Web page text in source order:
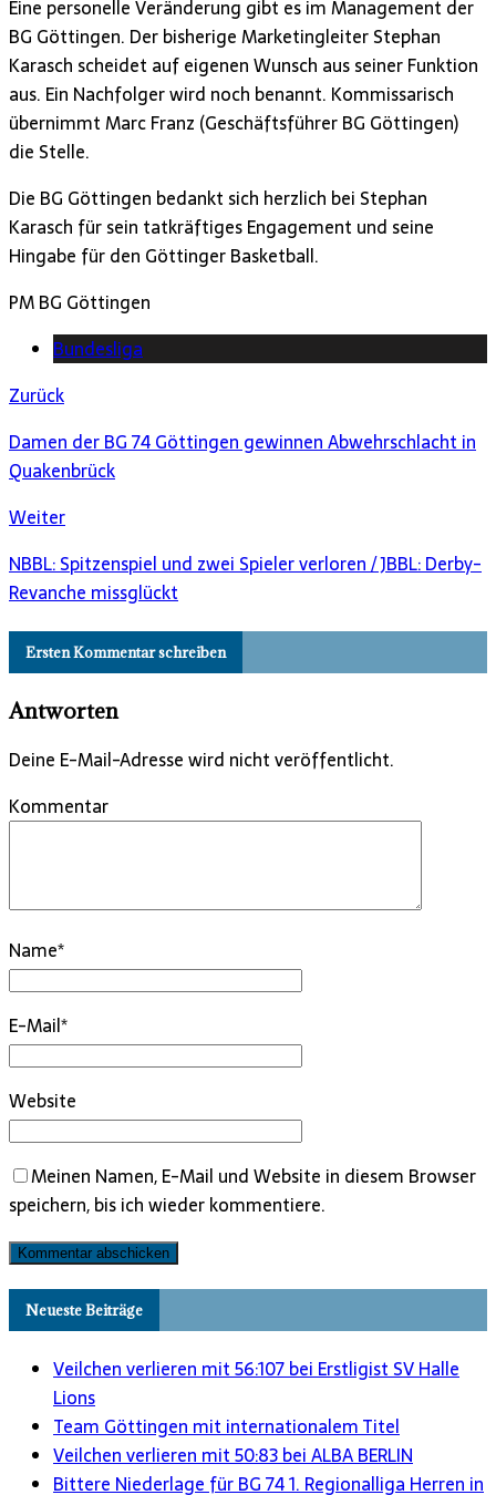
Eine personelle Veränderung gibt es im Management der
BG Göttingen. Der bisherige Marketingleiter Stephan
Karasch scheidet auf eigenen Wunsch aus seiner Funktion
aus. Ein Nachfolger wird noch benannt. Kommissarisch
übernimmt Marc Franz (Geschäftsführer BG Göttingen)
die Stelle.
Die BG Göttingen bedankt sich herzlich bei Stephan
Karasch für sein tatkräftiges Engagement und seine
Hingabe für den Göttinger Basketball.
PM BG Göttingen
Bundesliga
Zurück
Damen der BG 74 Göttingen gewinnen Abwehrschlacht in
Quakenbrück
Weiter
NBBL: Spitzenspiel und zwei Spieler verloren / JBBL: Derby-
Revanche missglückt
Ersten Kommentar schreiben
Antworten
Deine E-Mail-Adresse wird nicht veröffentlicht.
Kommentar
Name*
E-Mail*
Website
Meinen Namen, E-Mail und Website in diesem Browser
speichern, bis ich wieder kommentiere.
Neueste Beiträge
Veilchen verlieren mit 56:107 bei Erstligist SV Halle
Lions
Team Göttingen mit internationalem Titel
Veilchen verlieren mit 50:83 bei ALBA BERLIN
Bittere Niederlage für BG 74 1. Regionalliga Herren in